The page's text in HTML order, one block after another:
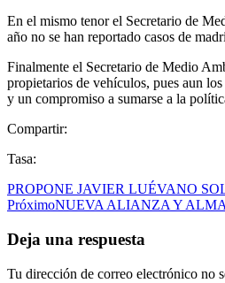
En el mismo tenor el Secretario de
año no se han reportado casos de
Finalmente el Secretario de Medio
propietarios de vehículos, pues aun
y un compromiso a sumarse a la
Compartir:
Tasa:
PROPONE JAVIER LUÉVANO
PróximoNUEVA ALIANZA Y
Deja una respuesta
Tu dirección de correo electrónico no